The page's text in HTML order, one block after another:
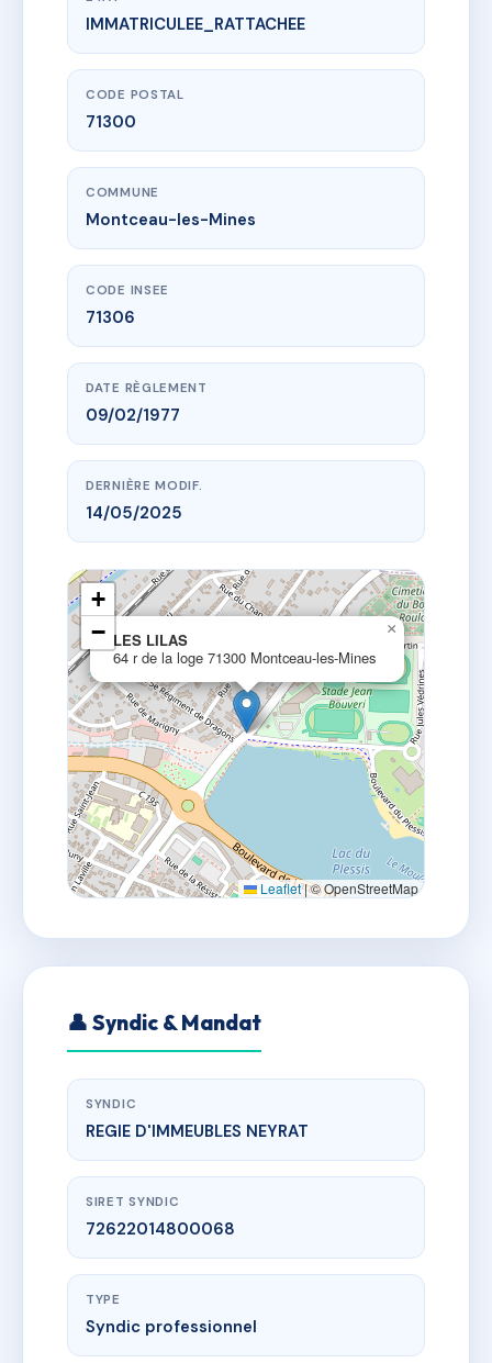
www.vme.plus/AD4417820
LES LILAS
64 r de la loge71300 Montceau-les-Mines
IMMATRICULEE_RATTACHEE
CODE POSTAL
71300
COMMUNE
Montceau-les-Mines
CODE INSEE
71306
DATE RÈGLEMENT
09/02/1977
DERNIÈRE MODIF.
14/05/2025
LES LILAS
64 r de la loge 71300 Montceau-les-Mines
×
+
−
Leaflet|© OpenStreetMap
👤 Syndic & Mandat
SYNDIC
REGIE D'IMMEUBLES NEYRAT
SIRET SYNDIC
72622014800068
TYPE
Syndic professionnel